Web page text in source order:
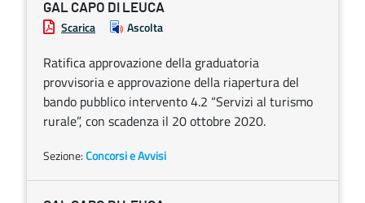
GAL CAPO DI LEUCA
Scarica Ascolta
Ratifica approvazione della graduatoria
provvisoria e approvazione della riapertura del
bando pubblico intervento 4.2 “Servizi al turismo
rurale”, con scadenza il 20 ottobre 2020.
Sezione:Concorsi e Avvisi